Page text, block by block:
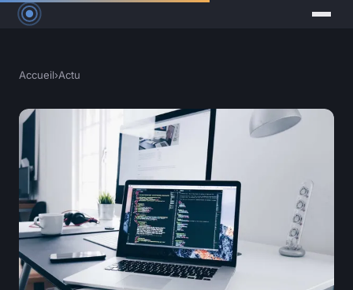
Accueil›Actu